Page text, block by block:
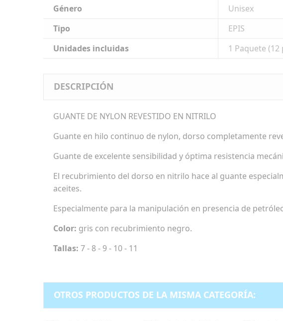
Género
Unisex
Tipo
EPIS
Unidades incluidas
1 Paquete (12
DESCRIPCIÓN
GUANTE DE NYLON REVESTIDO EN NITRILO
Guante en hilo continuo de nylon, dorso completamente
Guante de excelente sensibilidad y óptima resistencia
El recubrimiento del dorso en nitrilo hace al guante
aceites.
Especialmente para la manipulación en presencia de
Color: gris con recubrimiento negro.
Tallas: 7 - 8 - 9 - 10 - 11
OTROS PRODUCTOS DE LA MISMA CATEGORÍA: